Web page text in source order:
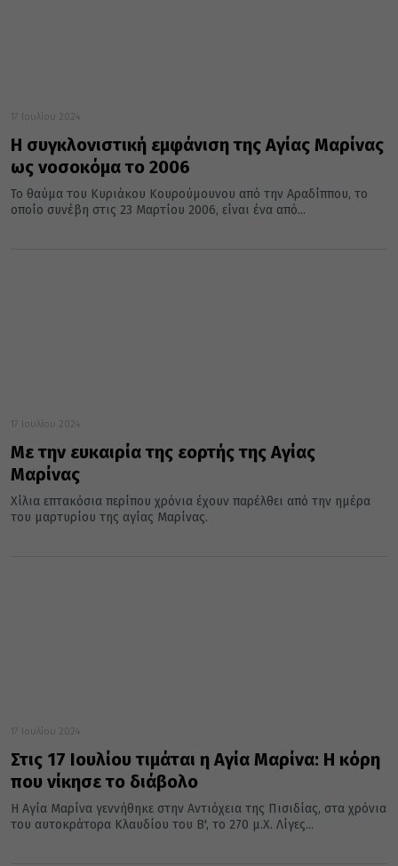
17 Ιουλίου 2024
Η συγκλονιστική εμφάνιση της Αγίας Μαρίνας
ως νοσοκόμα το 2006
Το θαύμα του Κυριάκου Κουρούμουνου από την Αραδίππου, το
οποίο συνέβη στις 23 Μαρτίου 2006, είναι ένα από...
17 Ιουλίου 2024
Με την ευκαιρία της εορτής της Αγίας
Μαρίνας
Χίλια επτακόσια περίπου χρόνια έχουν παρέλθει από την ημέρα
του μαρτυρίου της αγίας Μαρίνας.
17 Ιουλίου 2024
Στις 17 Ιουλίου τιμάται η Αγία Μαρίνα: Η κόρη
που νίκησε το διάβολο
Η Αγία Μαρίνα γεννήθηκε στην Αντιόχεια της Πισιδίας, στα χρόνια
του αυτοκράτορα Κλαυδίου του Β', το 270 μ.Χ. Λίγες...